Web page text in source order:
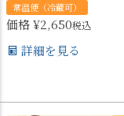
常温便（冷蔵可）
価格¥2,650税込
詳細を見る